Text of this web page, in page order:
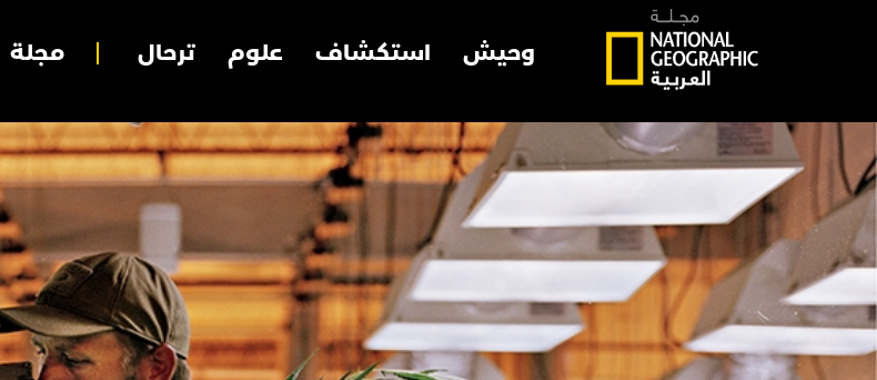
وحيش استكشاف علوم ترحال مجلة